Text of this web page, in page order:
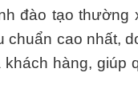
đào tạo thường
chuẩn cao nhất,
hàng, giúp